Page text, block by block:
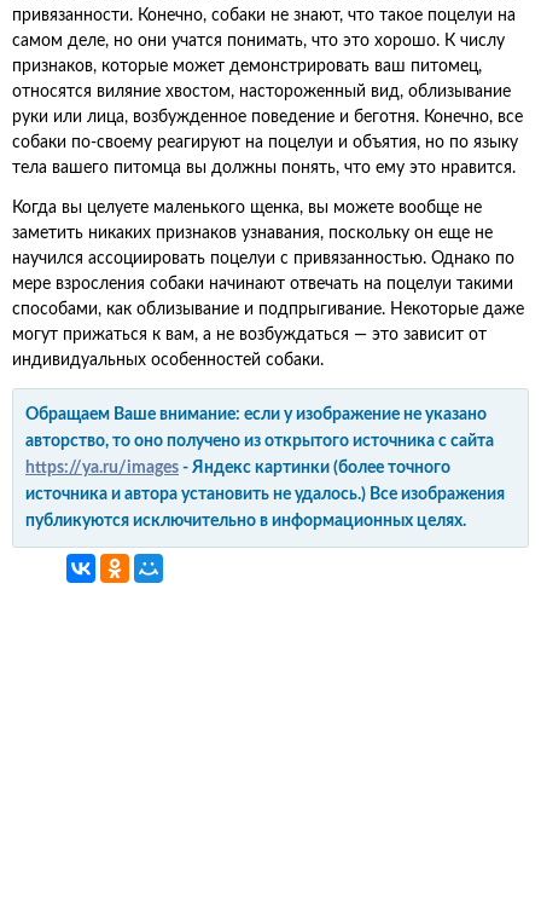
привязанности. Конечно, собаки не знают, что такое поцелуи на
самом деле, но они учатся понимать, что это хорошо. К числу
признаков, которые может демонстрировать ваш питомец,
относятся виляние хвостом, настороженный вид, облизывание
руки или лица, возбужденное поведение и беготня. Конечно, все
собаки по-своему реагируют на поцелуи и объятия, но по языку
тела вашего питомца вы должны понять, что ему это нравится.
Когда вы целуете маленького щенка, вы можете вообще не
заметить никаких признаков узнавания, поскольку он еще не
научился ассоциировать поцелуи с привязанностью. Однако по
мере взросления собаки начинают отвечать на поцелуи такими
способами, как облизывание и подпрыгивание. Некоторые даже
могут прижаться к вам, а не возбуждаться — это зависит от
индивидуальных особенностей собаки.
Обращаем Ваше внимание: если у изображение не указано
авторство, то оно получено из открытого источника с сайта
https://ya.ru/images - Яндекс картинки (более точного
источника и автора установить не удалось.) Все изображения
публикуются исключительно в информационных целях.